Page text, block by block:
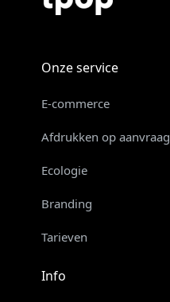
Onze service
E-commerce
Afdrukken op aanvraag
Ecologie
Branding
Tarieven
Info